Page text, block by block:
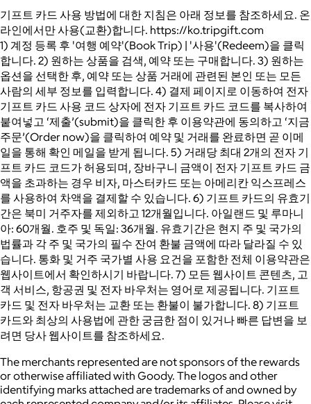
기프트 카드 사용 방법에 대한 지침은 아래 정보를 참조하세요. 온
라인에서만 사용(교환)합니다. https://ko.tripgift.com
1) 계정 등록 후 '여행 예약'(Book Trip) | '사용'(Redeem)을 클릭
합니다. 2) 원하는 상품을 검색, 예약 또는 구매합니다. 3) 원하는
옵션을 선택한 후, 예약 또는 상품 거래에 관련된 본인 또는 모든
사람의 세부 정보를 입력합니다. 4) 결제 페이지로 이동하여 전자
기프트 카드 사용 코드 상자에 전자 기프트 카드 코드를 복사하여
붙여넣고 ‘제출’(submit)을 클릭한 후 이용약관에 동의하고 ‘지금
주문’(Order now)을 클릭하여 예약 및 거래를 완료하면 곧 이메
일을 통해 확인 메일을 받게 됩니다. 5) 거래당 최대 2개의 전자 기
프트 카드 코드가 허용되며, 장바구니 금액이 전자 기프트 카드 금
액을 초과하는 경우 비자, 마스터카드 또는 아메리칸 익스프레스
를 사용하여 차액을 결제할 수 있습니다. 6) 기프트 카드의 유효기
간은 북미 거주자를 제외하고 12개월입니다. 아일랜드 및 루마니
아: 60개월. 호주 및 독일: 36개월. 유효기간은 현지 주 및 국가의
법률과 각 주 및 국가의 필수 잔여 환불 금액에 따라 달라질 수 있
습니다. 통화 및 거주 국가별 사용 요건을 포함한 전체 이용약관은
웹사이트에서 확인하시기 바랍니다. 7) 모든 웹사이트 콘텐츠, 고
객 서비스, 항공권 및 전자 바우처는 영어로 제공됩니다. 기프트
카드 및 전자 바우처는 교환 또는 환불이 불가합니다. 8) 기프트
카드와 최상의 사용법에 관한 궁금한 점이 있거나 빠른 답변을 보
려면 당사 웹사이트를 참조하세요.
The merchants represented are not sponsors of the rewards
or otherwise affiliated with Goody. The logos and other
identifying marks attached are trademarks of and owned by